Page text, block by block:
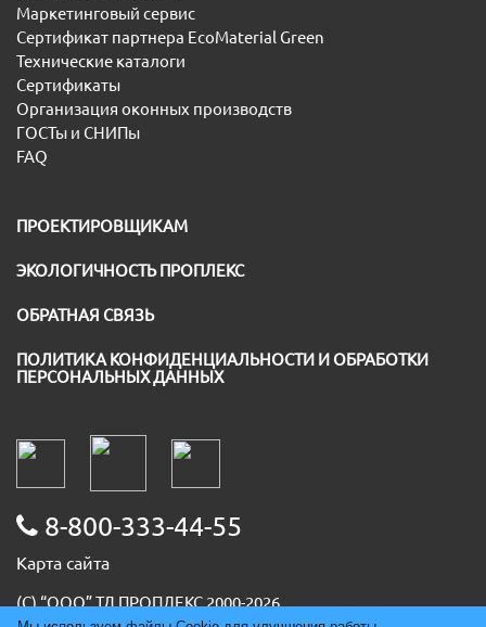
Маркетинговый сервис
Сертификат партнера EcoMaterial Green
Технические каталоги
Сертификаты
Организация оконных производств
ГОСТы и СНИПы
FAQ
ПРОЕКТИРОВЩИКАМ
ЭКОЛОГИЧНОСТЬ ПРОПЛЕКС
ОБРАТНАЯ СВЯЗЬ
ПОЛИТИКА КОНФИДЕНЦИАЛЬНОСТИ И ОБРАБОТКИ
ПЕРСОНАЛЬНЫХ ДАННЫХ
8-800-333-44-55
Карта сайта
(С) “ООО” ТД ПРОПЛЕКС 2000-2026